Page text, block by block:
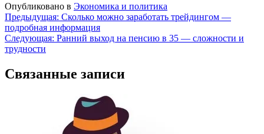
Опубликовано в Экономика и политика
Навигация
по
записям
Предыдущая: Сколько можно заработать трейдингом —
подробная информация
Следующая: Ранний выход на пенсию в 35 — сложности и
трудности
Связанные записи